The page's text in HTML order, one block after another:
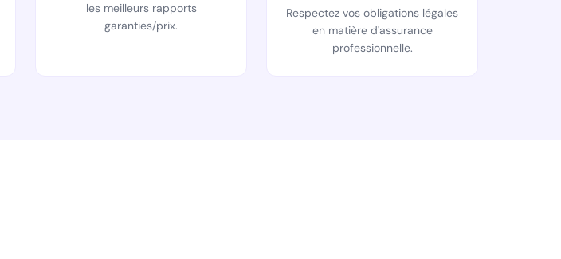
les meilleurs rapports
garanties/prix.
Respectez vos obligations légales
en matière d'assurance
professionnelle.